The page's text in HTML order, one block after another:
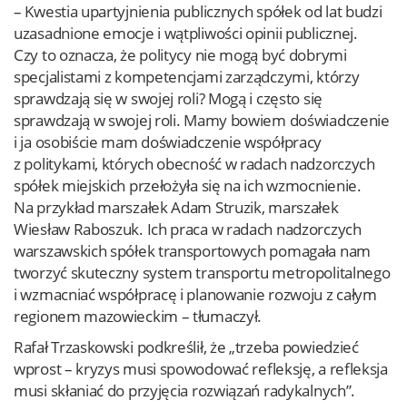
– Kwestia upartyjnienia publicznych spółek od lat budzi
uzasadnione emocje i wątpliwości opinii publicznej.
Czy to oznacza, że politycy nie mogą być dobrymi
specjalistami z kompetencjami zarządczymi, którzy
sprawdzają się w swojej roli? Mogą i często się
sprawdzają w swojej roli. Mamy bowiem doświadczenie
i ja osobiście mam doświadczenie współpracy
z politykami, których obecność w radach nadzorczych
spółek miejskich przełożyła się na ich wzmocnienie.
Na przykład marszałek Adam Struzik, marszałek
Wiesław Raboszuk. Ich praca w radach nadzorczych
warszawskich spółek transportowych pomagała nam
tworzyć skuteczny system transportu metropolitalnego
i wzmacniać współpracę i planowanie rozwoju z całym
regionem mazowieckim – tłumaczył.
Rafał Trzaskowski podkreślił, że „trzeba powiedzieć
wprost – kryzys musi spowodować refleksję, a refleksja
musi skłaniać do przyjęcia rozwiązań radykalnych”.